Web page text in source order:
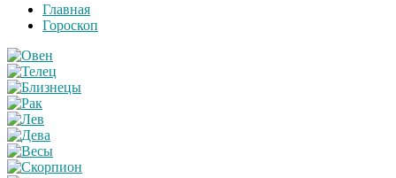
Главная
Гороскоп